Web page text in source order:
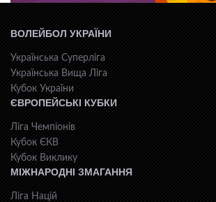
ВОЛЕЙБОЛ УКРАЇНИ
Українська Суперліга
Українська Вища Ліга
Кубок України
ЄВРОПЕЙСЬКІ КУБКИ
Ліга Чемпіонів
Кубок ЄКВ
Кубок Виклику
МІЖНАРОДНІ ЗМАГАННЯ
Ліга Націй